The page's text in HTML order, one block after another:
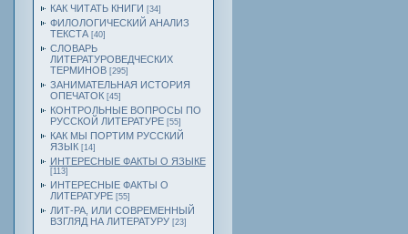
КАК ЧИТАТЬ КНИГИ [34]
ФИЛОЛОГИЧЕСКИЙ АНАЛИЗ
ТЕКСТА [40]
СЛОВАРЬ
ЛИТЕРАТУРОВЕДЧЕСКИХ
ТЕРМИНОВ [295]
ЗАНИМАТЕЛЬНАЯ ИСТОРИЯ
ОПЕЧАТОК [45]
КОНТРОЛЬНЫЕ ВОПРОСЫ ПО
РУССКОЙ ЛИТЕРАТУРЕ [55]
КАК МЫ ПОРТИМ РУССКИЙ
ЯЗЫК [14]
ИНТЕРЕСНЫЕ ФАКТЫ О ЯЗЫКЕ
[113]
ИНТЕРЕСНЫЕ ФАКТЫ О
ЛИТЕРАТУРЕ [55]
ЛИТ-РА, ИЛИ СОВРЕМЕННЫЙ
ВЗГЛЯД НА ЛИТЕРАТУРУ [23]